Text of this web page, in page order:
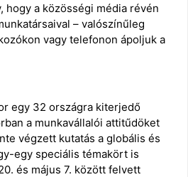
hogy a közösségi média révén
– valószínűleg
vagy telefonon ápoljuk a
egy 32 országra kiterjedő
a munkavállalói attitűdöket
végzett kutatás a globális és
egy speciális témakört is
és május 7. között felvett